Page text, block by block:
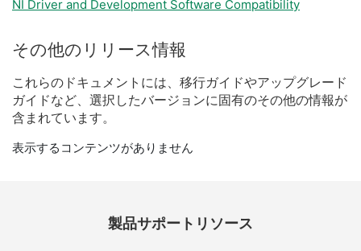
NI Driver and Development Software Compatibility
その他の リリース情報
これらの ドキュメント には、 移行ガイドやアップグレード
ガイドなど、 選択 したバージョンに固有のその他の情報が
含 まれてい ます。
表示するコンテンツがありません
製品​サポート​リソース